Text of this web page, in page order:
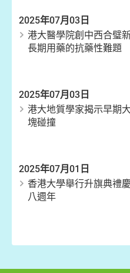
2025年07月03日
港大醫學院創中西合璧
長期用藥的抗藥性難題
2025年07月03日
港大地質學家揭示早期
塊碰撞
2025年07月01日
香港大學舉行升旗典禮
八週年